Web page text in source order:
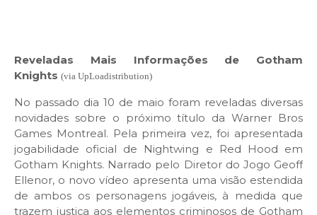
Reveladas Mais Informações de Gotham
Knights (via UpLoadistribution)
No passado dia 10 de maio foram reveladas diversas
novidades sobre o próximo título da Warner Bros
Games Montreal. Pela primeira vez, foi apresentada
jogabilidade oficial de Nightwing e Red Hood em
Gotham Knights. Narrado pelo Diretor do Jogo Geoff
Ellenor, o novo vídeo apresenta uma visão estendida
de ambos os personagens jogáveis, à medida que
trazem justiça aos elementos criminosos de Gotham